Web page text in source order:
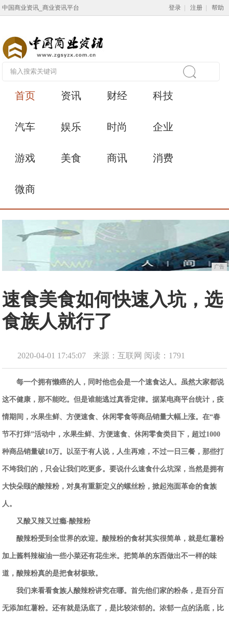
中国商业资讯_商业资讯平台 登录 注册 帮助
首页 资讯 财经 科技
汽车 娱乐 时尚 企业
游戏 美食 商讯 消费
微商
广告
速食美食如何快速入坑，选
食族人就行了
2020-04-01 17:45:07 来源：互联网 阅读：1791
每一个拥有懒癌的人，同时他也会是一个速食达人。虽然大家都说
这不健康，那不能吃。但是谁能逃过真香定律。据某电商平台统计，疫
情期间，水果生鲜、方便速食、休闲零食等商品销量大幅上涨。在“春
节不打烊”活动中，水果生鲜、方便速食、休闲零食类目下，超过1000
种商品销量破10万。以至于有人说，人生再难，不过一日三餐，那些打
不垮我们的，只会让我们吃更多。要说什么速食什么坑深， 当然是拥有
大快朵颐的酸辣粉，对臭有重新定义的螺丝粉，掀起泡面革命的食族
人。
又酸又辣又过瘾-酸辣粉
酸辣粉受到全世界的欢迎。酸辣粉的食材其实很简单，就是红薯粉
加上酱料辣椒油一些小菜还有花生米。把简单的东西做出不一样的味
道，酸辣粉真的是把食材极致。
我们来看看食族人酸辣粉讲究在哪。首先他们家的粉条，是百分百
无添加红薯粉。还有就是汤底了，是比较浓郁的。浓郁一点的汤底，比